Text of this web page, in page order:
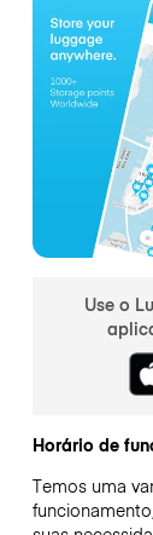
Use o
Horário de
Temos uma